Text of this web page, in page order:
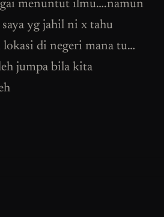
menuntut ilmu….namun
yg jahil ni x tahu
lokasi di negeri mana tu…
jumpa bila kita